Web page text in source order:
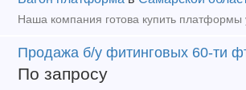
Продажа б/у фитинговых 60-ти
По запросу